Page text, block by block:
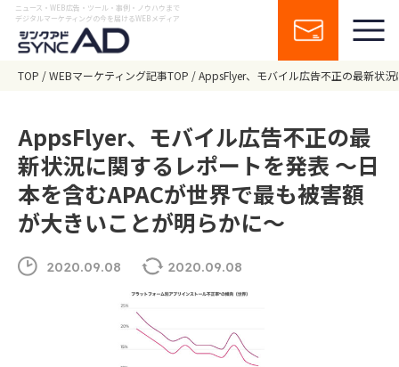
ニュース・WEB広告・ツール・事例・ノウハウまで
デジタルマーケティングの今を届けるWEBメディア
TOP WEBマーケティング記事TOP AppsFlyer、モバイル広告不正の最新状
AppsFlyer、モバイル広告不正の最
新状況に関するレポートを発表 〜日
本を含むAPACが世界で最も被害額
が大きいことが明らかに〜
2020.09.08 2020.09.08